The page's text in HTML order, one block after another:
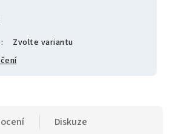
Zvolte variantu
Diskuze